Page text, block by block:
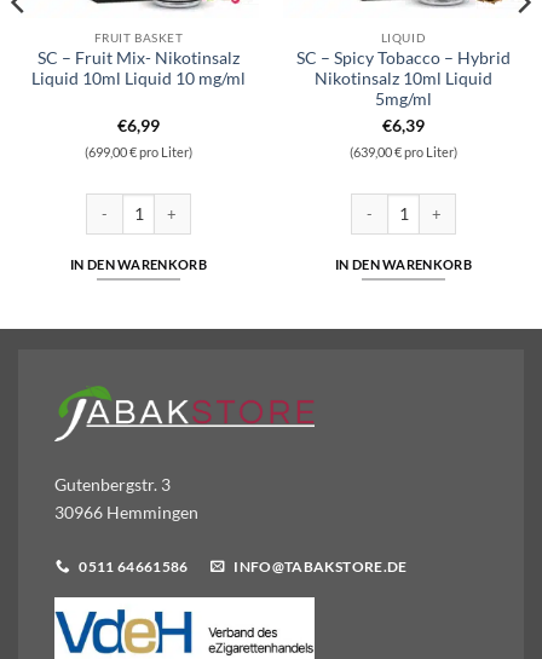
FRUIT BASKET
SC – Fruit Mix- Nikotinsalz
Liquid 10ml Liquid 10 mg/ml
€6,99
(699,00 € pro Liter)
SC - Fruit Mix- Nikotinsalz Liquid 10ml Liquid 10 mg/ml Menge
IN DEN WARENKORB
LIQUID
SC – Spicy Tobacco – Hybrid
Nikotinsalz 10ml Liquid
5mg/ml
€6,39
(639,00 € pro Liter)
SC - Spicy Tobacco - Hybrid
IN DEN WARENKORB
Liquid 10ml Liquid 10 mg/ml Menge
Gutenbergstr. 3
30966 Hemmingen
0511 64661586 INFO@TABAKSTORE.DE